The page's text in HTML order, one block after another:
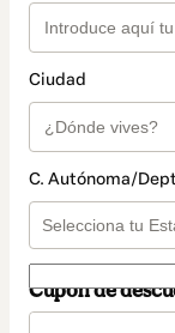
Ciudad
C. Autónoma/
Cupón de